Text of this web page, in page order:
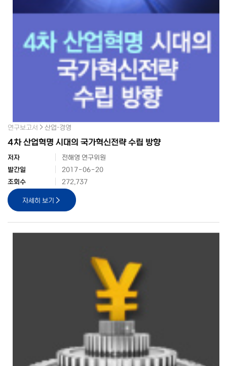
연구보고서 산업·경영
4차 산업혁명 시대의 국가혁신전략 수립 방향
저자
전해영 연구위원
발간일
2017-06-20
조회수
272,737
자세히 보기